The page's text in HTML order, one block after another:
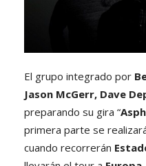
El grupo integrado por
Jason McGerr, Dave
preparando su gira “
primera parte se
cuando recorrerán